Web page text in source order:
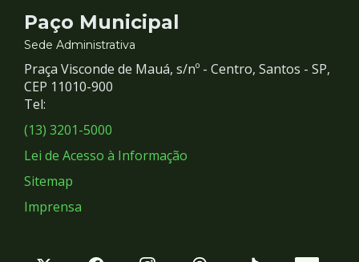
Contato
e
Redes
Sociais
Paço Municipal
Sede Administrativa
Praça Visconde de Mauá, s/nº - Centro, Santos - SP,
CEP 11010-900
Tel:
(13) 3201-5000
Lei de Acesso à Informação
Sitemap
Imprensa